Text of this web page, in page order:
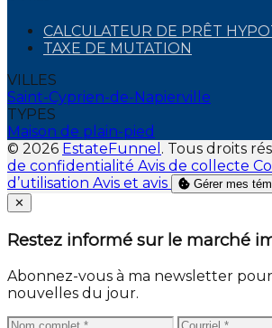
CALCULATEUR DE PRÊT
TAXE DE MUTATION
VILLES
Saint-Cyprien-de-Napierville
TYPES
Maison de plain-pied
© 2026 EstateFunnel . Tous droits
de confidentialité Avis de collecte
d’utilisation Avis et avis
Gérer mes
Close
✕
Restez informé sur le marché
Abonnez-vous à ma newsletter
nouvelles du jour.